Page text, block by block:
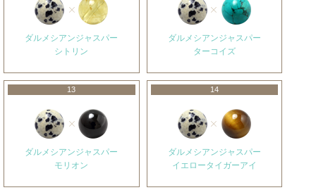
ダルメシアンジャスパー
シトリン
ダルメシアンジャスパー
ターコイズ
13
ダルメシアンジャスパー
モリオン
14
ダルメシアンジャスパー
イエロータイガーアイ